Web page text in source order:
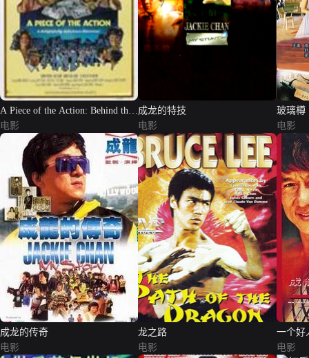
A Piece of the Action: Behind the
Scenes of 'Rush Hour'
电影
成龙的特技
电影
玻璃樽
电影
成龙的传奇
电影
龙之路
电影
一个好
电影